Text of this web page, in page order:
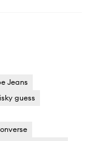
Jeans
guess